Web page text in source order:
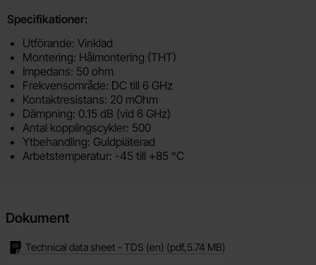
Specifikationer:
Utförande: Vinklad
Montering: Hålmontering (THT)
Impedans: 50 ohm
Frekvensområde: DC till 6 GHz
Kontaktresistans: 20 mOhm
Dämpning: 0.15 dB (vid 6 GHz)
Antal kopplingscykler: 500
Ytbehandling: Guldpläterad
Arbetstemperatur: -45 till +85 °C
Dokument
Technical data sheet - TDS (en) (pdf,5.74 MB)